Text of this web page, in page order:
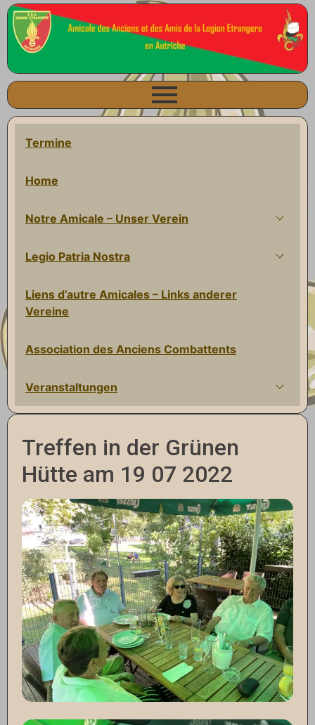
Termine
Home
Notre Amicale – Unser Verein
Legio Patria Nostra
Liens d’autre Amicales – Links anderer
Vereine
Association des Anciens Combattents
Veranstaltungen
Treffen in der Grünen
Hütte am 19 07 2022